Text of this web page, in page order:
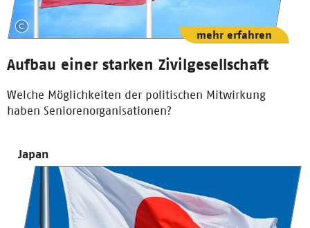
Aufbau einer starken Zivilgesellschaft
Welche Möglichkeiten der politischen Mitwirkung
haben Seniorenorganisationen?
mehr erfahren
Japan